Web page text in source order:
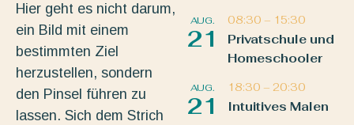
Hier geht es nicht darum,
ein Bild mit einem
bestimmten Ziel
herzustellen, sondern
den Pinsel führen zu
lassen. Sich dem Strich
AUG.
21
08:30 – 15:30
Privatschule und
Homeschooler
AUG.
21
18:30 – 20:30
Intuitives Malen